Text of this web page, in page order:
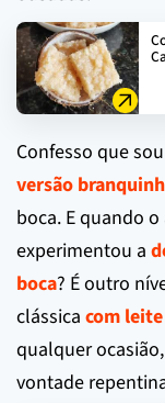
Confesso que
versão
boca. E quando
experimentou a
boca? É outro
clássica com
qualquer
vontade